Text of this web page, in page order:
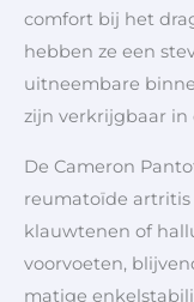
comfort bij het
hebben ze een
uitneembare
zijn verkrijgbaar in
De Cameron
reumatoïde artritis
klauwtenen of
voorvoeten,
matige